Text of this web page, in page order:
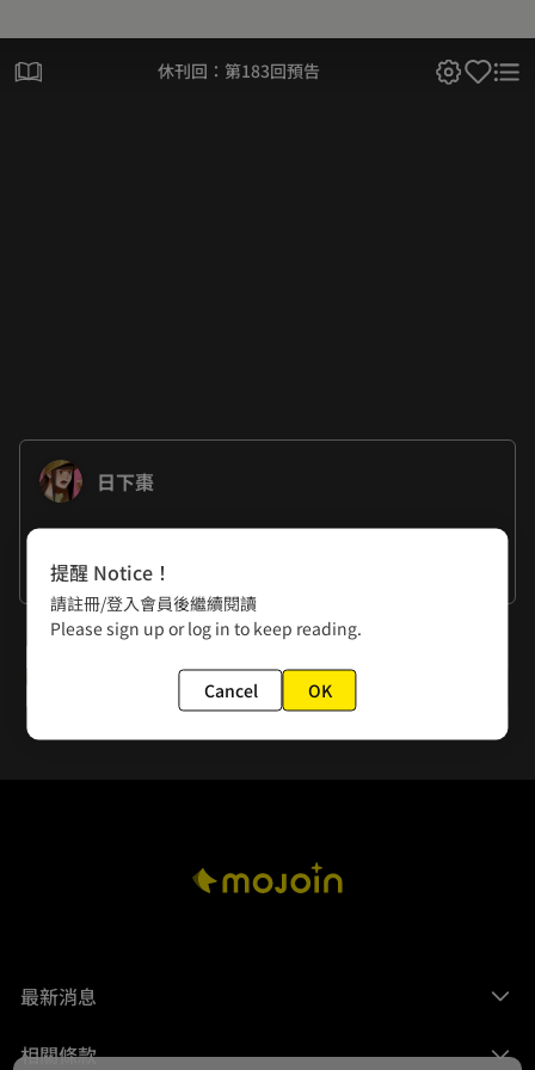
休刊回：第183回預告
日下棗
想了解師徒組的關係走向，請鎖定下週更新！
下一話
第183-184回
最新消息
相關條款
提醒 Notice！
請註冊/登入會員後繼續閱讀
Please sign up or log in to keep reading.
Cancel OK